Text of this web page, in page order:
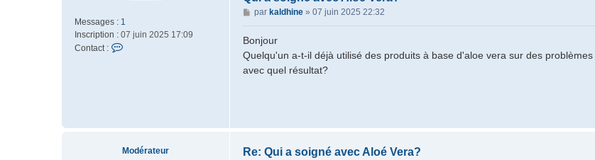
Messages : 1
Inscription : 07 juin 2025 17:09
Contact :
r
M
e
s
g
par kaldhine» 07 juin 2025 22:32
Bonjour
Quelqu'un a-t-il déjà utilisé des produits à base d'aloe vera sur des
avec quel résultat?
Modérateur Re: Qui a soigné avec Aloé Vera?